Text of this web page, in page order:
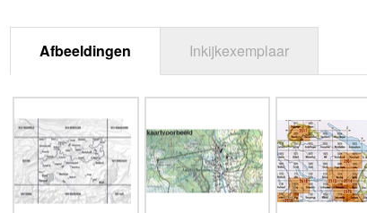
Afbeeldingen Inkijkexemplaar